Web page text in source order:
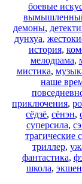
боевые
демоны,
дунхуа,
история,
мелодрама,
мистика,
наше
приключения,
сёдзё, сёнэн,
суперсила,
трагические
триллер,
фантастика,
школа, экшен